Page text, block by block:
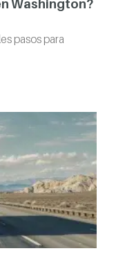
Washington?
pasos para